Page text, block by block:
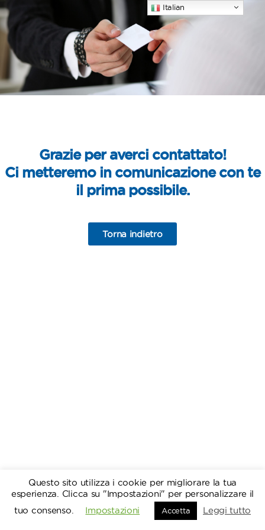
Grazie per averci contattato!
Ci metteremo in comunicazione con te
il prima possibile.
Torna indietro
Questo sito utilizza i cookie per migliorare la tua
esperienza. Clicca su "Impostazioni" per personalizzare il
tuo consenso.
Impostazioni Accetta Leggi tutto
Italian